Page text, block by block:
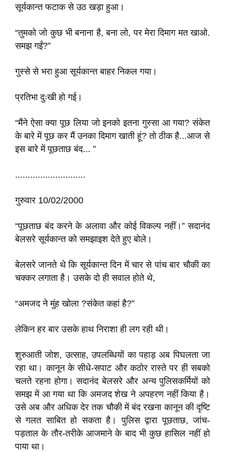
सूर्यकान्त फटाक से उठ खड़ा हुआ।
“तुमको जो कुछ भी बनाना है, बना लो, पर मेरा दिमाग मत खाओ.
समझ गईं?”
गुस्से से भरा हुआ सूर्यकान्त बाहर निकल गया।
प्रतिभा दुःखी हो गई।
“मैंने ऐसा क्या पूछ लिया जो इनको इतना गुस्सा आ गया? संकेत
के बारे में पूछ कर मैं उनका दिमाग खाती हूं? तो ठीक है...आज से
इस बारे में पूछताछ बंद... ”
............................
गुरुवार 10/02/2000
“पूछताछ बंद करने के अलावा और कोई विकल्प नहीं।” सदानंद
बेलसरे सूर्यकान्त को समझाइश देते हुए बोले।
बेलसरे जानते थे कि सूर्यकान्त दिन में चार से पांच बार चौकी का
चक्कर लगाता है। उसके दो ही सवाल होते थे,
“अमजद ने मुंह खोला ?संकेत कहां है?”
लेकिन हर बार उसके हाथ निराशा ही लग रही थी।
शुरुआती जोश, उत्साह, उपलब्धियों का पहाड़ अब पिघलता जा
रहा था। कानून के सीधे-सपाट और कठोर रास्ते पर ही सबको
चलते रहना होगा। सदानंद बेलसरे और अन्य पुलिसकर्मियों को
समझ में आ गया था कि अमजद शेख ने अपहरण नहीं किया है।
उसे अब और अधिक देर तक चौकी में बंद रखना कानून की दृष्टि
से गलत साबित हो सकता है। पुलिस द्वारा पूछताछ, जांच-
पड़ताल के तौर-तरीके आजमाने के बाद भी कुछ हासिल नहीं हो
पाया था।